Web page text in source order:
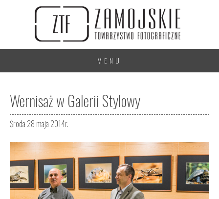
MENU
Wernisaż w Galerii Stylowy
Środa 28 maja 2014r.